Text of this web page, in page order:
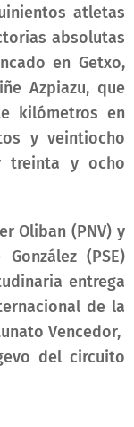
atletas
absolutas
en Getxo,
Azpiazu, que
kilómetros en
y veintiocho
treinta y ocho
Oliban (PNV) y
(PSE)
entrega
de la
Vencedor,
del circuito